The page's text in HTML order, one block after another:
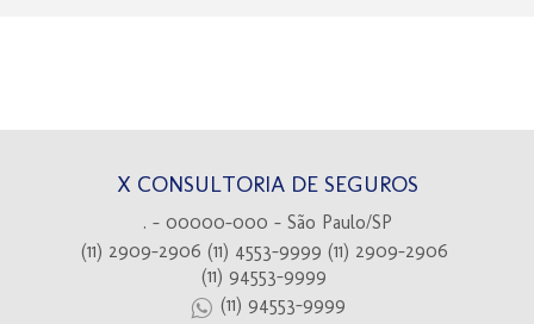
X CONSULTORIA DE SEGUROS
. - 00000-000 - São Paulo/SP
(11) 2909-2906 (11) 4553-9999 (11) 2909-2906
(11) 94553-9999
(11) 94553-9999